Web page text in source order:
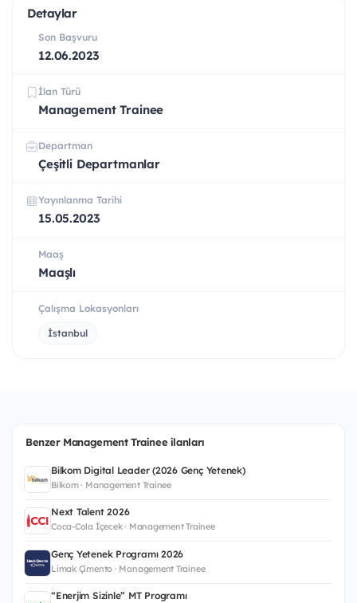
Detaylar
Son Başvuru
12.06.2023
İlan Türü
Management Trainee
Departman
Çeşitli Departmanlar
Yayınlanma Tarihi
15.05.2023
Maaş
Maaşlı
Çalışma Lokasyonları
İstanbul
Benzer Management Trainee ilanları
Bilkom Digital Leader (2026 Genç Yetenek)
Bilkom · Management Trainee
Next Talent 2026
Coca-Cola İçecek · Management Trainee
Genç Yetenek Programı 2026
Limak Çimento · Management Trainee
“Enerjim Sizinle” MT Programı